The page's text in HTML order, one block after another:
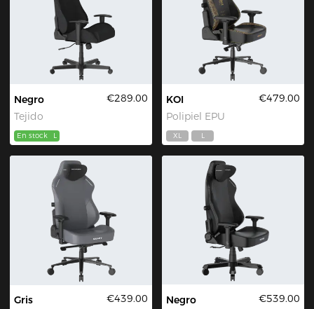
Negro
Tejido
€289.00
En stock L
KOI
Polipiel EPU
€479.00
XL L
Gris
€439.00
Negro
€539.00